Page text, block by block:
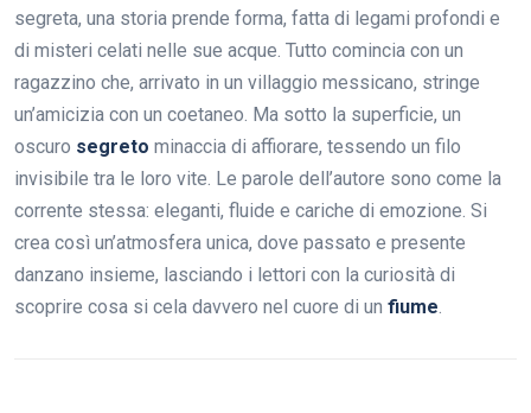
segreta, una storia prende forma, fatta di legami profondi e
di misteri celati nelle sue acque. Tutto comincia con un
ragazzino che, arrivato in un villaggio messicano, stringe
un’amicizia con un coetaneo. Ma sotto la superficie, un
oscuro segreto minaccia di affiorare, tessendo un filo
invisibile tra le loro vite. Le parole dell’autore sono come la
corrente stessa: eleganti, fluide e cariche di emozione. Si
crea così un’atmosfera unica, dove passato e presente
danzano insieme, lasciando i lettori con la curiosità di
scoprire cosa si cela davvero nel cuore di un fiume.